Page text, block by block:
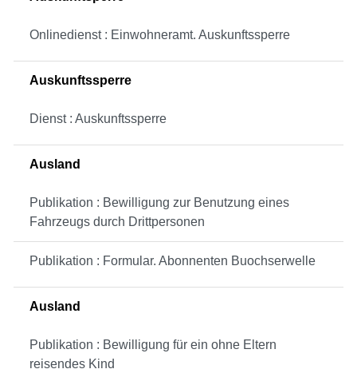
Onlinedienst : Einwohneramt. Auskunftssperre
Auskunftssperre
Dienst : Auskunftssperre
Ausland
Publikation : Bewilligung zur Benutzung eines
Fahrzeugs durch Drittpersonen
Publikation : Formular. Abonnenten Buochserwelle
Ausland
Publikation : Bewilligung für ein ohne Eltern
reisendes Kind